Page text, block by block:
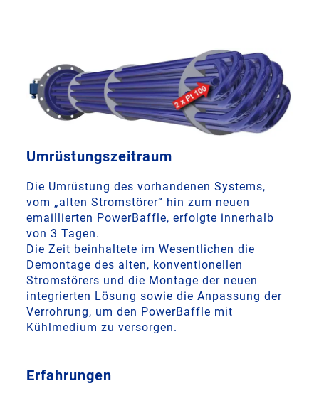
Umrüstungszeitraum
Die Umrüstung des vorhandenen Systems,
vom „alten Stromstörer“ hin zum neuen
emaillierten PowerBaffle, erfolgte innerhalb
von 3 Tagen.
Die Zeit beinhaltete im Wesentlichen die
Demontage des alten, konventionellen
Stromstörers und die Montage der neuen
integrierten Lösung sowie die Anpassung der
Verrohrung, um den PowerBaffle mit
Kühlmedium zu versorgen.
Erfahrungen